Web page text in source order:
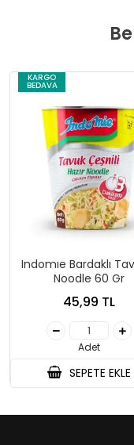
KARGO
BEDAVA
Indomıe Bardaklı
Noodle 60 Gr
45,99 TL
Adet
SEPETE EKLE